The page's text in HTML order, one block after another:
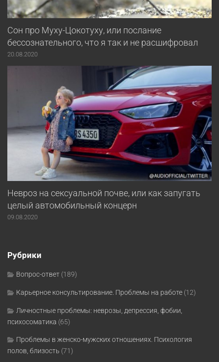
Сон про Муху-Цокотуху, или послание
бессознательного, что я так и не расшифровал
20.08.2020
Невроз на сексуальной почве, или как запугать
целый автомобильный концерн
09.08.2020
Рубрики
Вопрос-ответ (189)
Карьерное консультирование. Проблемы на работе (12)
Личностные проблемы: неврозы, депрессия, фобии,
психосоматика (65)
Проблемы в женско-мужских отношениях. Психология
полов, близость (71)